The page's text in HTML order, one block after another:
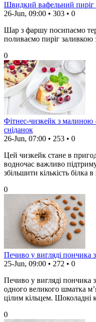
Швидкий вафельний
26-Jun, 09:00 • 303 • 0
Шар з фаршу посипаємо
поливаємо пиріг заливкою
0
Фітнес-чизкейк з малиною
сніданок
26-Jun, 07:00 • 253 • 0
Цей чизкейк стане в
водночас важливо
збільшити кількість білка
0
Печиво у вигляді пончика
25-Jun, 09:00 • 272 • 0
Печиво у вигляді пончика
одного великого шматка
цілим кільцем. Шоколадні
0